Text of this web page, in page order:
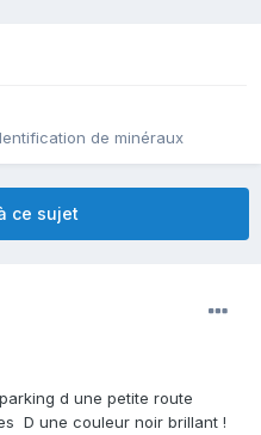
de minéraux
ce sujet
d une petite route
D une couleur noir brillant !